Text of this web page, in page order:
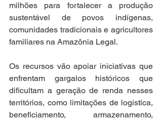
milhões para fortalecer a produção
sustentável de povos indígenas,
comunidades tradicionais e agricultores
familiares na Amazônia Legal.
Os recursos vão apoiar iniciativas que
enfrentam gargalos históricos que
dificultam a geração de renda nesses
territórios, como limitações de logística,
beneficiamento, armazenamento,